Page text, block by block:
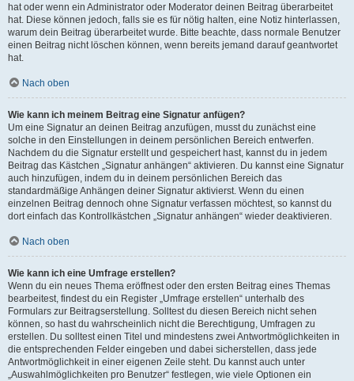
hat oder wenn ein Administrator oder Moderator deinen Beitrag überarbeitet
hat. Diese können jedoch, falls sie es für nötig halten, eine Notiz hinterlassen,
warum dein Beitrag überarbeitet wurde. Bitte beachte, dass normale Benutzer
einen Beitrag nicht löschen können, wenn bereits jemand darauf geantwortet
hat.
Nach oben
Wie kann ich meinem Beitrag eine Signatur anfügen?
Um eine Signatur an deinen Beitrag anzufügen, musst du zunächst eine
solche in den Einstellungen in deinem persönlichen Bereich entwerfen.
Nachdem du die Signatur erstellt und gespeichert hast, kannst du in jedem
Beitrag das Kästchen „Signatur anhängen“ aktivieren. Du kannst eine Signatur
auch hinzufügen, indem du in deinem persönlichen Bereich das
standardmäßige Anhängen deiner Signatur aktivierst. Wenn du einen
einzelnen Beitrag dennoch ohne Signatur verfassen möchtest, so kannst du
dort einfach das Kontrollkästchen „Signatur anhängen“ wieder deaktivieren.
Nach oben
Wie kann ich eine Umfrage erstellen?
Wenn du ein neues Thema eröffnest oder den ersten Beitrag eines Themas
bearbeitest, findest du ein Register „Umfrage erstellen“ unterhalb des
Formulars zur Beitragserstellung. Solltest du diesen Bereich nicht sehen
können, so hast du wahrscheinlich nicht die Berechtigung, Umfragen zu
erstellen. Du solltest einen Titel und mindestens zwei Antwortmöglichkeiten in
die entsprechenden Felder eingeben und dabei sicherstellen, dass jede
Antwortmöglichkeit in einer eigenen Zeile steht. Du kannst auch unter
„Auswahlmöglichkeiten pro Benutzer“ festlegen, wie viele Optionen ein